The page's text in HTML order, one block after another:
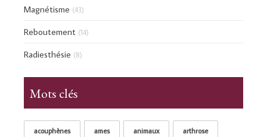
Magnétisme (43)
Reboutement (14)
Radiesthésie (8)
Mots clés
acouphènes ames animaux arthrose